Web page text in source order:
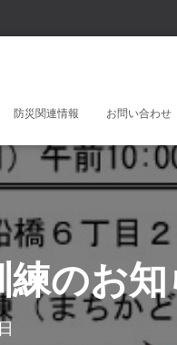
防災関連情報 お問い合わせ
練のお